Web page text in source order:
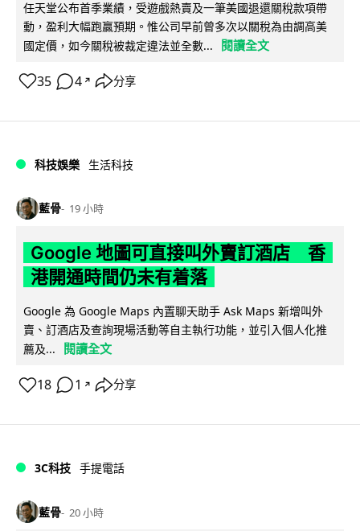
任天堂公布首季業績，受遊戲熱賣及一筆美國退還關稅款項帶
動，盈利大幅跑贏預期。惟公司早前曾多次以關稅為由調高美
國定價，如今關稅被裁定違法並全數...
閱讀全文
35 4 ↗ 分享
科技娛樂 生活科技
藍骨 19 小時
Google 地圖可直接叫外賣訂酒店 香
港開通時間仍未有着落
Google 為 Google Maps 內置聊天助手 Ask Maps 新增叫外
賣、訂酒店及查詢現場活動等自主執行功能，並引入個人化推
薦及...
閱讀全文
18 1 ↗ 分享
3C科技 手提電話
藍骨 20 小時